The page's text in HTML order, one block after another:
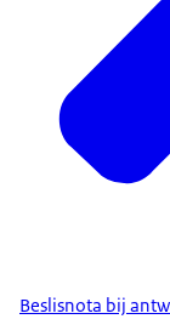
Beslisnota bij